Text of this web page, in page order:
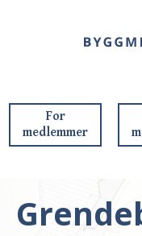
For
medlemmer